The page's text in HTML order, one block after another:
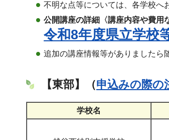
不明な点等については、各学校へ
公開講座の詳細〈講座内容や費用
令和8年度県立学校
追加の講座情報等がありましたら
【東部】（申込みの際の
学校名